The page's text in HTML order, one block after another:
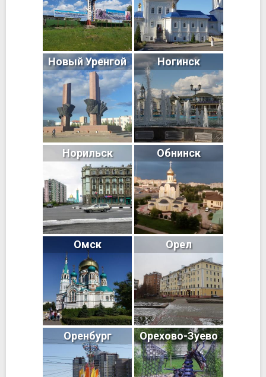
Новый Уренгой Ногинск
Норильск Обнинск
Омск Орел
Оренбург Орехово-Зуево